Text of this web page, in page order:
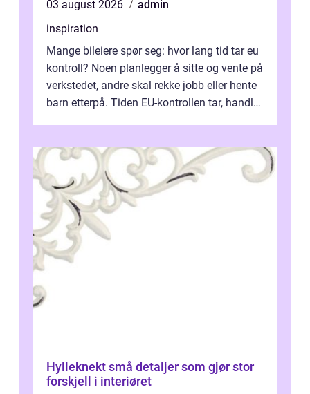
03 august 2026
admin
inspiration
Mange bileiere spør seg: hvor lang tid tar eu
kontroll? Noen planlegger å sitte og vente på
verkstedet, andre skal rekke jobb eller hente
barn etterpå. Tiden EU-kontrollen tar, handler
Hylleknekt små detaljer som gjør stor
forskjell i interiøret